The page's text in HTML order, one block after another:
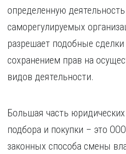
Калининград
Калуга
Киров
Краснодар
Красноярск
Курган
Л
Липецк
М
определенную
саморегулируемых
разрешает подобные
сохранением прав на
видов деятельности.
Большая часть
подбора и покупки – это
законных способа смены